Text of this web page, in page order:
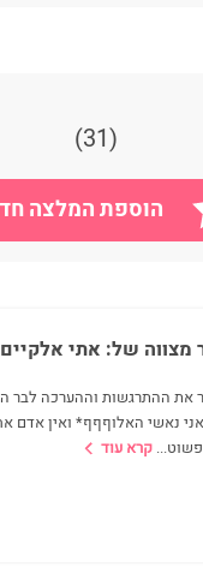
(31)
הוספת המלצה
מצווה של: אתי אלקיים
את ההתרגשות וההערכה לבר
נאשי האלוףףף* ואין אדם
... קרא עוד